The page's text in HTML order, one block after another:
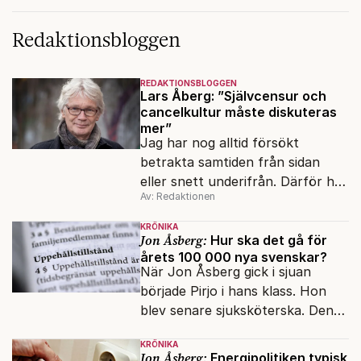
Redaktionsbloggen
REDAKTIONSBLOGGEN
Lars Åberg: ”Självcensur och
cancelkultur måste diskuteras
mer”
Jag har nog alltid försökt
betrakta samtiden från sidan
eller snett underifrån. Därför har
mina reportage ofta handlat om
minoriteter och
värderingskonflikter, säger Lars
Åberg, ny krönikör på Fokus.
Av: Redaktionen
KRÖNIKA
Jon Åsberg: Hur ska det gå för
årets 100 000 nya svenskar?
När Jon Åsberg gick i sjuan
började Pirjo i hans klass. Hon
blev senare sjuksköterska. Den
för många av dagens nya
KRÖNIKA
Energipolitiken typisk